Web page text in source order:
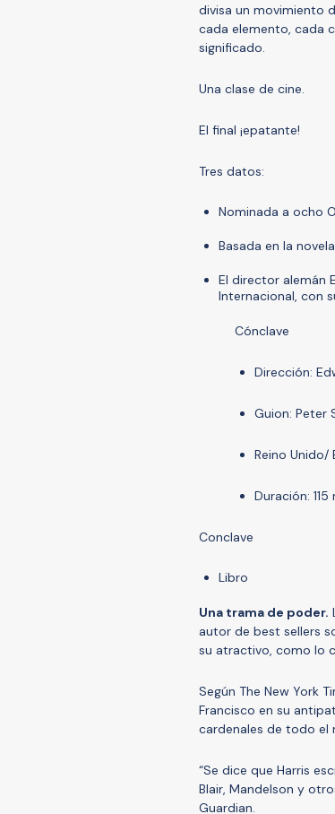
divisa un movimiento
cada elemento, cada
significado.
Una clase de cine.
El final ¡epatante!
Tres datos:
Nominada a ocho
Basada en la
El director alemán
Internacional, con
Cónclave
Dirección:
Guion: Peter
Reino Unido/
Duración: 115
Conclave
Libro
Una trama de poder.
autor de best sellers
su atractivo, como lo
Según The New York
Francisco en su
cardenales de todo el
“Se dice que Harris
Blair, Mandelson y
Guardian.